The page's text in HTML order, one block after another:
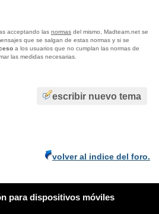
acceptando las normas del mismo, Madteam.net se
que se salgan de estas normas y si se
a los usuarios que no cumplan las normas de
las medidas necesarias.
escribir nuevo tema
volver al indice del foro.
para dispositivos móviles